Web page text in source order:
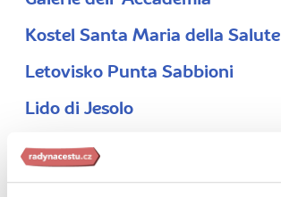
Kostel Santa Maria della Salute
Letovisko Punta Sabbioni
Lido di Jesolo
Murano
Náměstí sv. Marka